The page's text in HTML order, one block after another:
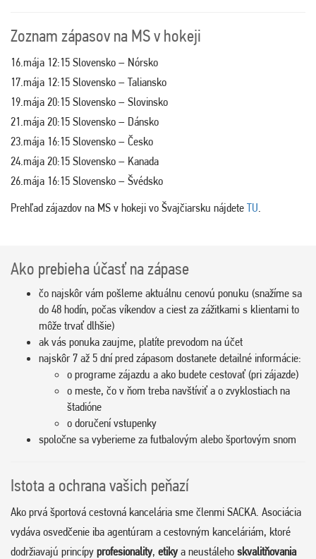
Zoznam zápasov na MS v hokeji
16.mája 12:15 Slovensko – Nórsko
17.mája 12:15 Slovensko – Taliansko
19.mája 20:15 Slovensko – Slovinsko
21.mája 20:15 Slovensko – Dánsko
23.mája 16:15 Slovensko – Česko
24.mája 20:15 Slovensko – Kanada
26.mája 16:15 Slovensko – Švédsko
Prehľad zájazdov na MS v hokeji vo Švajčiarsku nájdete TU
Ako prebieha účasť na zápase
čo najskôr vám pošleme aktuálnu cenovú ponuku (snažíme sa
do 48 hodín, počas víkendov a ciest za zážitkami s klientami to
môže trvať dlhšie)
ak vás ponuka zaujme, platíte prevodom na účet
najskôr 7 až 5 dní pred zápasom dostanete detailné informácie:
o programe zájazdu a ako budete cestovať (pri zájazde)
o meste, čo v ňom treba navštíviť a o zvyklostiach na
štadióne
o doručení vstupenky
spoločne sa vyberieme za futbalovým alebo športovým snom
Istota a ochrana vašich peňazí
Ako prvá športová cestovná kancelária sme členmi SACKA. Asociácia
vydáva osvedčenie iba agentúram a cestovným kanceláriám, ktoré
dodržiavajú princípy profesionality, etikya neustáleho skvalitňovania